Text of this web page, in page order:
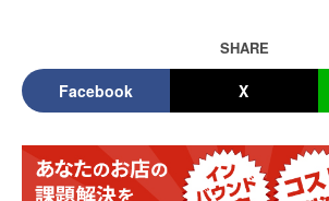
SHARE
Facebook X